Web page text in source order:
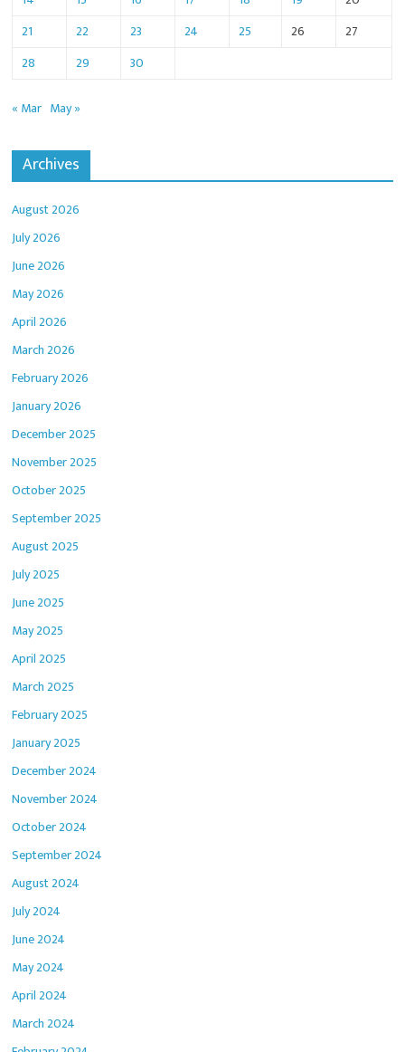
21
22 23 24 25 26
27
28
29 30
« Mar May »
Archives
August 2026
July 2026
June 2026
May 2026
April 2026
March 2026
February 2026
January 2026
December 2025
November 2025
October 2025
September 2025
August 2025
July 2025
June 2025
May 2025
April 2025
March 2025
February 2025
January 2025
December 2024
November 2024
October 2024
September 2024
August 2024
July 2024
June 2024
May 2024
April 2024
March 2024